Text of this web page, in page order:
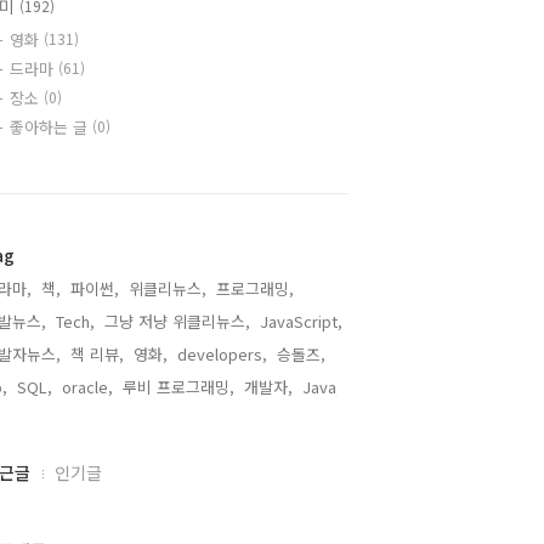
(192)
영화 (131)
드라마 (61)
장소 (0)
좋아하는 글 (0)
마, 책, 파이썬, 위클리뉴스, 프로그래밍,
뉴스, Tech, 그냥 저냥 위클리뉴스, JavaScript,
자뉴스, 책 리뷰, 영화, developers, 승돌즈,
SQL, oracle, 루비 프로그래밍, 개발자, Java,
글 인기글